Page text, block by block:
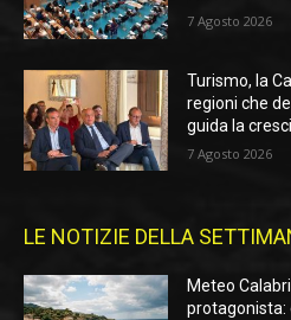
7 Agosto 2026
Turismo, la
regioni che
guida la
7 Agosto 2026
LE NOTIZIE DELLA
Meteo
protagonista: